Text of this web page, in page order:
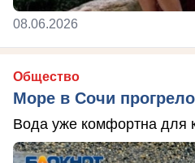
08.06.2026
Общество
Море в Сочи
Вода уже комфортна для